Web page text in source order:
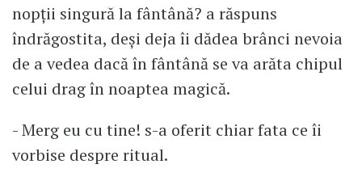
nopții singură la fântână? a răspuns
îndrăgostita, deși deja îi dădea brânci nevoia
de a vedea dacă în fântână se va arăta chipul
celui drag în noaptea magică.
- Merg eu cu tine! s-a oferit chiar fata ce îi
vorbise despre ritual.